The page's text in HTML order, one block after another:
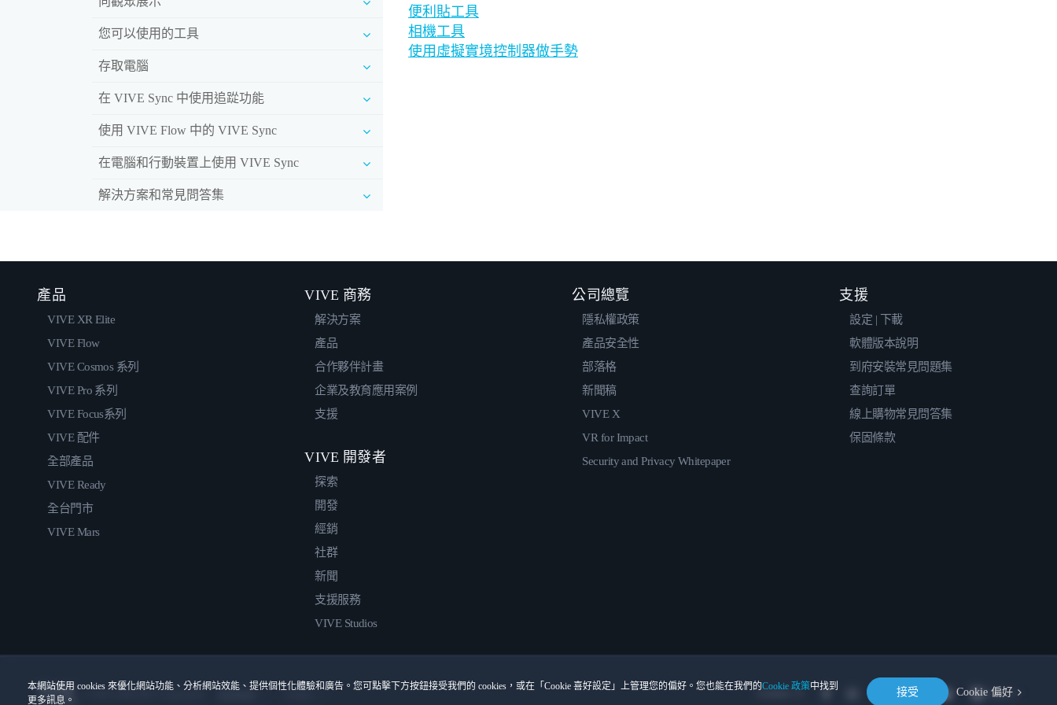
您可以使用的工具
存取電腦
在 VIVE Sync 中使用追踨功能
使用 VIVE Flow 中的 VIVE Sync
在電腦和行動裝置上使用 VIVE Sync
解決方案和常見問答集
便利貼工具
相機工具
使用虛擬實境控制器做手勢
本網站使用 cookies 來優化網站功能、分析網站效能、提供個性化體驗和廣告。您可點擊下方按鈕接受我們的 cookies，或在「Cookie 喜好設定」上管理您的偏好。您也能在我們的Cookie 政策中找到
更多訊息。
接受 Cookie 偏好
產品
VIVE XR Elite
VIVE Flow
VIVE Cosmos 系列
VIVE Pro 系列
VIVE Focus系列
VIVE 配件
全部產品
VIVE Ready
全台門市
VIVE Mars
VIVE 商務
解決方案
產品
合作夥伴計畫
企業及教育應用案例
支援
VIVE 開發者
探索
開發
經銷
社群
新聞
支援服務
VIVE Studios
公司總覽
隱私權政策
產品安全性
部落格
新聞稿
VIVE X
VR for Impact
Security and Privacy Whitepaper
支援
設定 | 下載
軟體版本說明
到府安裝常見問題集
查詢訂單
線上購物常見問答集
保固條款
Location